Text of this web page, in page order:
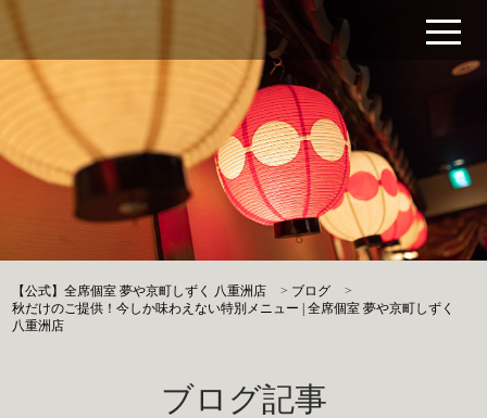
【公式】全席個室 夢や京町しずく 八重洲店 > ブログ
>
秋だけのご提供！今しか味わえない特別メニュー | 全席個室 夢や京町しずく
八重洲店
ブログ記事